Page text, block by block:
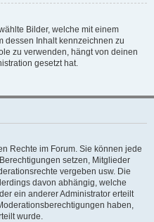
Bilder, welche mit einem
dessen Inhalt kennzeichnen zu
zu verwenden, hängt von deinen
gesetzt hat.
Rechte im Forum. Sie können jede
setzen, Mitglieder
vergeben usw. Die
davon abhängig, welche
ein anderer Administrator erteilt
haben,
wurde.